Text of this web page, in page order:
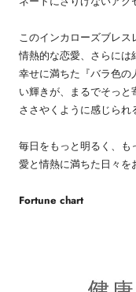
このインカローズブレ
情熱的な恋愛、さらには
幸せに満ちた『バラ色の
い輝きが、まるでそっ
ささやくように感じられ
毎日をもっと明るく、も
愛と情熱に満ちた日々を
Fortune chart